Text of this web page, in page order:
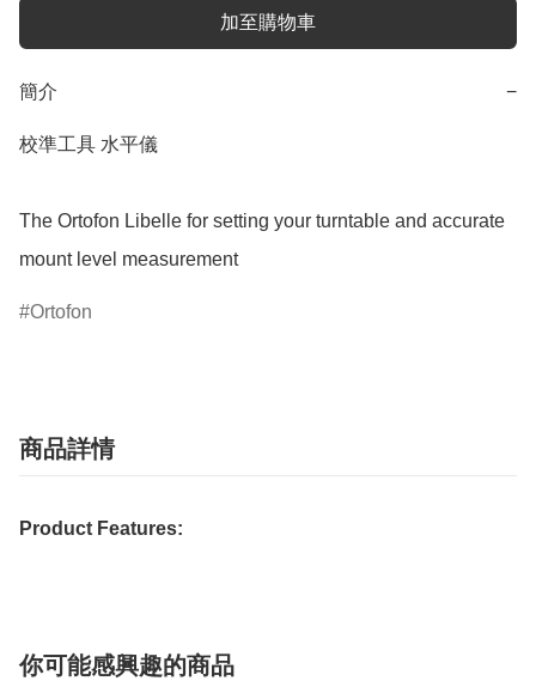
加至購物車
簡介 −
校準工具 水平儀
The Ortofon Libelle for setting your turntable and accurate
mount level measurement
Ortofon
商品詳情
Product Features:
你可能感興趣的商品